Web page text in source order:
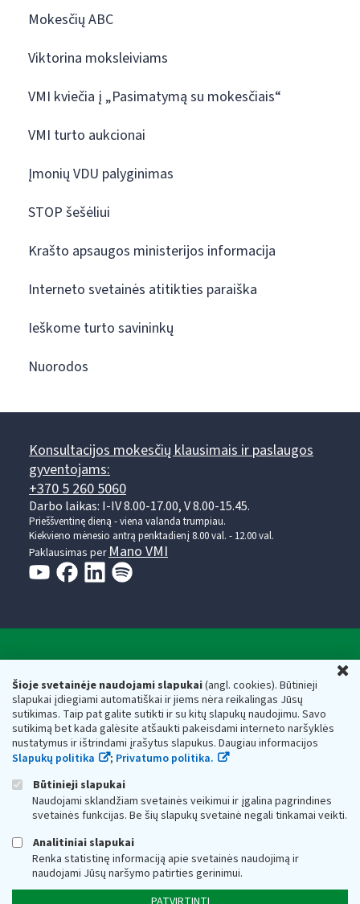
Šioje svetainėje naudojami slapukai(angl. cookies). Būtinieji
slapukai įdiegiami automatiškai ir jiems nėra reikalingas Jūsų
sutikimas. Taip pat galite sutikti ir su kitų slapukų naudojimu. Savo
sutikimą bet kada galėsite atšaukti pakeisdami interneto naršyklės
nustatymus ir ištrindami įrašytus slapukus. Daugiau informacijos
Slapukų politika
; Privatumo politika.
Būtinieji slapukai
Naudojami sklandžiam svetainės veikimui ir įgalina pagrindines
svetainės funkcijas. Be šių slapukų svetainė negali tinkamai veikti.
Analitiniai slapukai
Renka statistinę informaciją apie svetainės naudojimą ir
naudojami Jūsų naršymo patirties gerinimui.
Mokesčių ABC
Viktorina moksleiviams
VMI kviečia į „Pasimatymą su mokesčiais“
VMI turto aukcionai
Įmonių VDU palyginimas
STOP šešėliui
Krašto apsaugos ministerijos informacija
Interneto svetainės atitikties paraiška
Ieškome turto savininkų
Nuorodos
Konsultacijos mokesčių klausimais ir paslaugos
gyventojams:
+370 5 260 5060
Darbo laikas: I-IV 8.00-17.00, V 8.00-15.45.
Prieššventinę dieną - viena valanda trumpiau.
Kiekvieno mėnesio antrą penktadienį 8.00 val. - 12.00 val.
Paklausimas per Mano VMI
Respublikos finansų ministerijos
Biudžetinė įstaiga. Juridinio asmens kodas — 188659752,
adresas: Vasario 16-osios g. 14, 01107 Vilnius, Lietuva, el.paštas:
vmi@vmi.lt, E. pristatymo dėžutės adresas 188659752
Duomenys apie Valstybinę mokesčių inspekciją prie Lietuvos
Respublikos finansų ministerijos kaupiami ir saugomi Juridinių